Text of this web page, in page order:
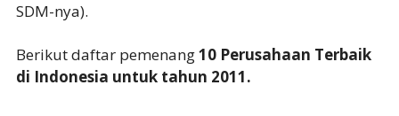
SDM-nya).
Berikut daftar pemenang10 Perusahaan Terbaik
di Indonesia untuk tahun 2011.